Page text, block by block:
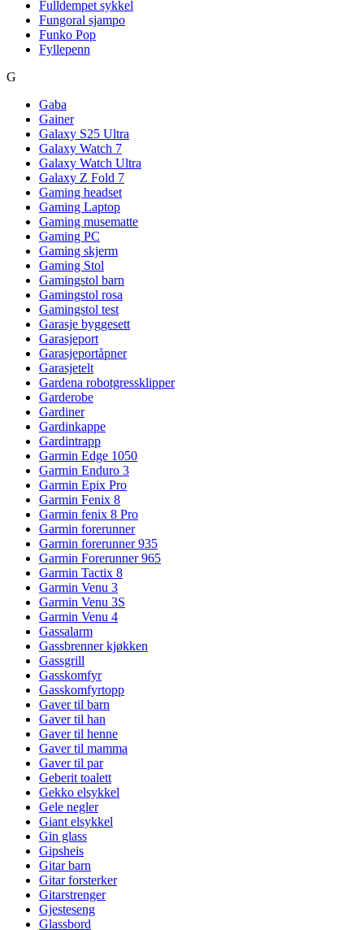
Fulldempet sykkel
Fungoral sjampo
Funko Pop
Fyllepenn
G
Gaba
Gainer
Galaxy S25 Ultra
Galaxy Watch 7
Galaxy Watch Ultra
Galaxy Z Fold 7
Gaming headset
Gaming Laptop
Gaming musematte
Gaming PC
Gaming skjerm
Gaming Stol
Gamingstol barn
Gamingstol rosa
Gamingstol test
Garasje byggesett
Garasjeport
Garasjeportåpner
Garasjetelt
Gardena robotgressklipper
Garderobe
Gardiner
Gardinkappe
Gardintrapp
Garmin Edge 1050
Garmin Enduro 3
Garmin Epix Pro
Garmin Fenix 8
Garmin fenix 8 Pro
Garmin forerunner
Garmin forerunner 935
Garmin Forerunner 965
Garmin Tactix 8
Garmin Venu 3
Garmin Venu 3S
Garmin Venu 4
Gassalarm
Gassbrenner kjøkken
Gassgrill
Gasskomfyr
Gasskomfyrtopp
Gaver til barn
Gaver til han
Gaver til henne
Gaver til mamma
Gaver til par
Geberit toalett
Gekko elsykkel
Gele negler
Giant elsykkel
Gin glass
Gipsheis
Gitar barn
Gitar forsterker
Gitarstrenger
Gjesteseng
Glassbord